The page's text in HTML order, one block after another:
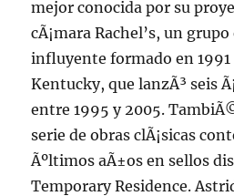
mejor conocida por su
cÃ¡mara Rachel’s, un
influyente formado en
Kentucky, que lanzÃ³ seis
entre 1995 y 2005.
serie de obras clÃ¡sicas
Ãºltimos aÃ±os en sellos
Temporary Residence.